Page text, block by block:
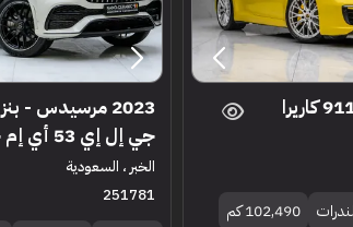
102,490 كم
2023 مرسيدس - بنز
جي إل إي 53 أي إم جي
الخبر ، السعودية
251781